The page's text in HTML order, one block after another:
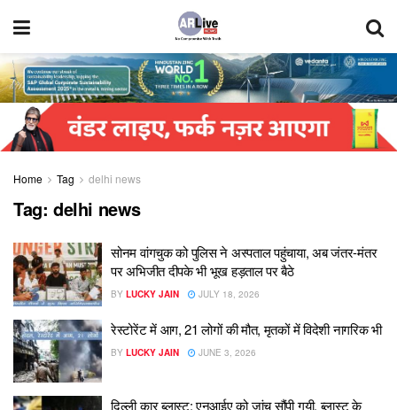
Home Tag delhi news
Tag: delhi news
सोनम वांगचुक को पुलिस ने अस्पताल पहुंचाया, अब जंतर-मंतर
पर अभिजीत दीपके भी भूख हड़ताल पर बैठे
BY LUCKY JAIN JULY 18, 2026
रेस्टोरेंट में आग, 21 लोगों की मौत, मृतकों में विदेशी नागरिक भी
BY LUCKY JAIN JUNE 3, 2026
दिल्ली कार ब्लास्ट: एनआईए को जांच सौंपी गयी, ब्लास्ट के